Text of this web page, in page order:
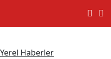
Yerel Haberler